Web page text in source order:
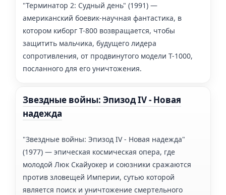
"Терминатор 2: Судный день" (1991) —
американский боевик-научная фантастика, в
котором киборг Т-800 возвращается, чтобы
защитить мальчика, будущего лидера
сопротивления, от продвинутого модели Т-1000,
посланного для его уничтожения.
Звездные войны: Эпизод IV - Новая
надежда
"Звездные войны: Эпизод IV - Новая надежда"
(1977) — эпическая космическая опера, где
молодой Люк Скайуокер и союзники сражаются
против зловещей Империи, сутью которой
является поиск и уничтожение смертельного